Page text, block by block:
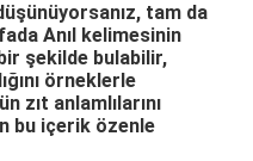
tam da
Anıl kelimesinin
şekilde bulabilir,
örneklerle
zıt anlamlılarını
bu içerik özenle